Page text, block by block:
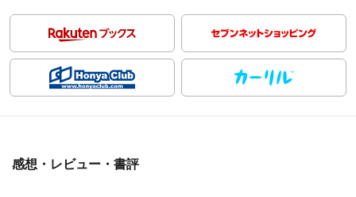
感想・レビュー・書評